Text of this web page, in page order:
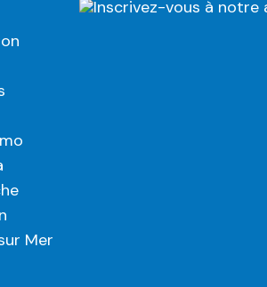
Mer
Inscrivez-vous à notre